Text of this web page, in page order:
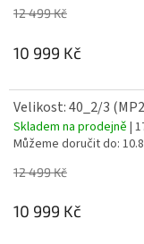
12 499 Kč
10 999 Kč
Velikost: 40_2/3
Skladem na prodejně |
Můžeme doručit do:
12 499 Kč
10 999 Kč